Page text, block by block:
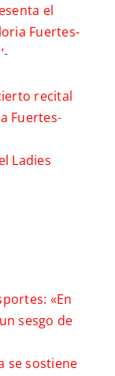
el
Fuertes-
-
recital
Fuertes-
Ladies
«En
sesgo de
se sostiene